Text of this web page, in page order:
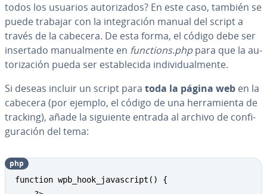
todos los usuarios au­to­ri­za­dos? En este caso, también se
puede trabajar con la in­te­gra­ción manual del script a
través de la cabecera. De esta forma, el código debe ser
insertado ma­nua­l­me­n­te en functions.phppara que la au­
to­ri­za­ción pueda ser es­ta­ble­ci­da in­di­vi­dua­l­me­n­te.
Si deseas incluir un script para toda la página web en la
cabecera (por ejemplo, el código de una he­rra­mie­n­ta de
tracking), añade la siguiente entrada al archivo de co­n­fi­
gu­ra­ción del tema:
function wpb_hook_javascript() {
php